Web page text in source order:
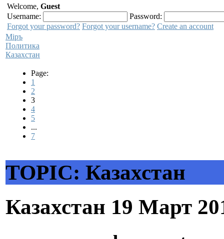
Welcome, Guest
Username:
Password:
Forgot your password? Forgot your username? Create an account
Мiръ
Политика
Казахстан
Page:
1
2
3
4
5
...
7
TOPIC: Казахстан
Казахстан 19 Март